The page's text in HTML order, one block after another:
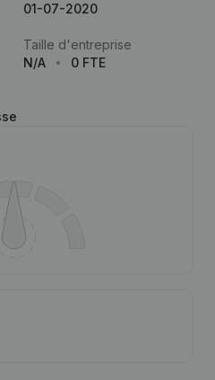
01-07-2020
Taille d'entreprise
N/A
0 FTE